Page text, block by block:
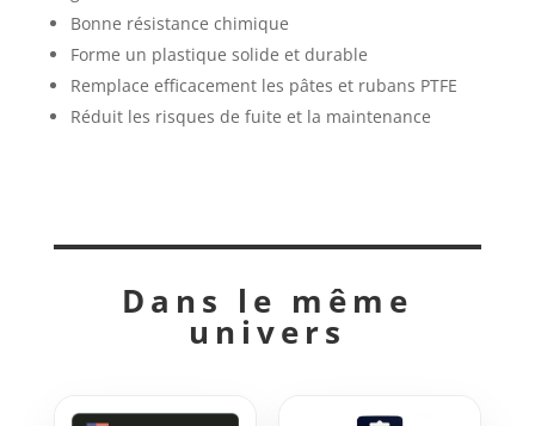
Bonne résistance chimique
Forme un plastique solide et durable
Remplace efficacement les pâtes et rubans PTFE
Réduit les risques de fuite et la maintenance
Dans le même
univers